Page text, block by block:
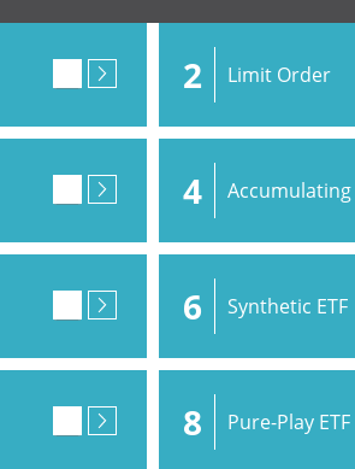
2 Limit Order
4 Accumulating
6 Synthetic ETF
8 Pure-Play ETF